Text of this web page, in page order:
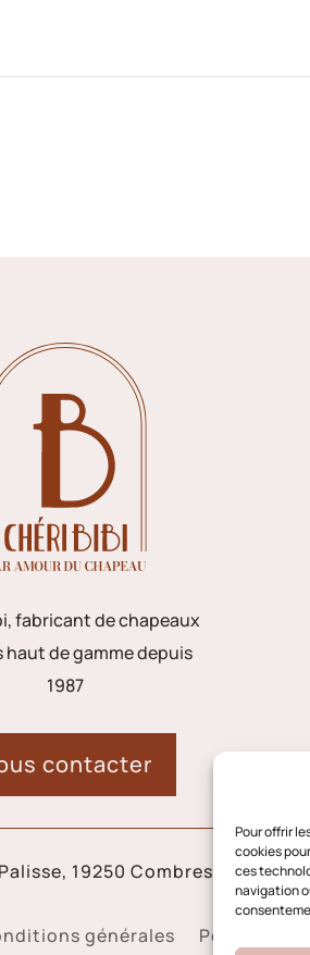
Pour offrir
cookies
ces
navigation
fabricant de chapeaux
haut de gamme depuis
1987
contacter
19250 Combressol
générales Politique de